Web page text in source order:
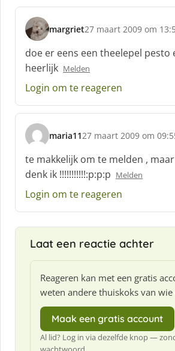
e
f
:
margriet
s
h
r
e
f
27 maart 2009 om
doe er eens een theelepel
heerlijk Melden
Login om te reageren
maria11
s
c
h
r
e
:
27 maart 2009 om
te makkelijk om te melden ,
denk ik !!!!!!!!!!!:p:p:p Melden
Login om te reageren
Laat een reactie achter
Reageren kan met een gratis
weten andere thuiskoks van
Maak een gratis account
Al lid? Log in via dezelfde knop —